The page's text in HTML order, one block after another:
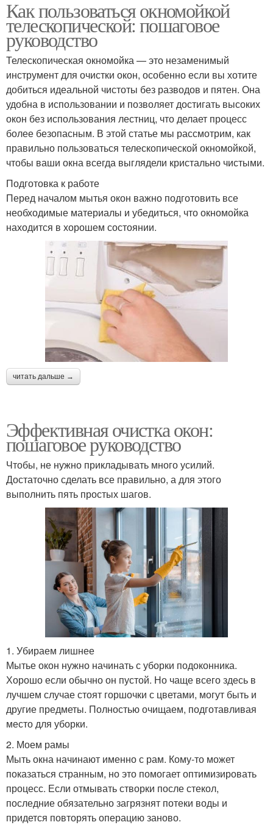
Как пользоваться окномойкой
телескопической: пошаговое
руководство
Телескопическая окномойка — это незаменимый
инструмент для очистки окон, особенно если вы хотите
добиться идеальной чистоты без разводов и пятен. Она
удобна в использовании и позволяет достигать высоких
окон без использования лестниц, что делает процесс
более безопасным. В этой статье мы рассмотрим, как
правильно пользоваться телескопической окномойкой,
чтобы ваши окна всегда выглядели кристально чистыми.
Подготовка к работе
Перед началом мытья окон важно подготовить все
необходимые материалы и убедиться, что окномойка
находится в хорошем состоянии.
читать дальше →
Эффективная очистка окон:
пошаговое руководство
Чтобы, не нужно прикладывать много усилий.
Достаточно сделать все правильно, а для этого
выполнить пять простых шагов.
1. Убираем лишнее
Мытье окон нужно начинать с уборки подоконника.
Хорошо если обычно он пустой. Но чаще всего здесь в
лучшем случае стоят горшочки с цветами, могут быть и
другие предметы. Полностью очищаем, подготавливая
место для уборки.
2. Моем рамы
Мыть окна начинают именно с рам. Кому-то может
показаться странным, но это помогает оптимизировать
процесс. Если отмывать створки после стекол,
последние обязательно загрязнят потеки воды и
придется повторять операцию заново.